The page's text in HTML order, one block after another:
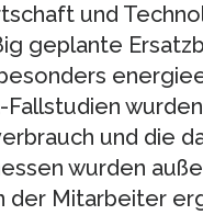
und
geplante
und die
wurden
der Mitarbeiter